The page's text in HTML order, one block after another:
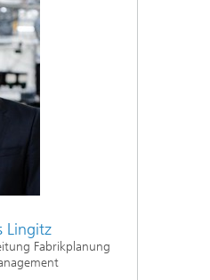
Lingitz
Fabrikplanung